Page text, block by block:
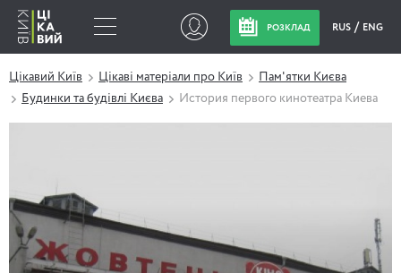
РОЗКЛАД RUS ENG
Цікавий Київ Цікаві матеріали про Київ
Пам'ятки Києва
Будинки та будівлі Києва
История первого кинотеатра Киева